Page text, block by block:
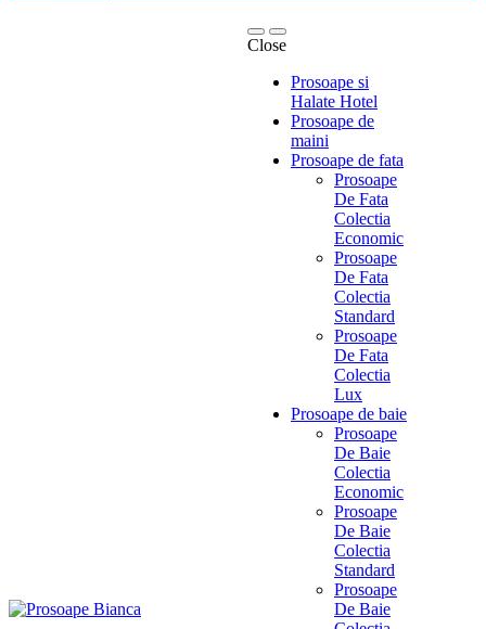
Close
Prosoape si
Halate Hotel
Prosoape de
maini
Prosoape de fata
Prosoape
De Fata
Colectia
Economic
Prosoape
De Fata
Colectia
Standard
Prosoape
De Fata
Colectia
Lux
Prosoape de baie
Prosoape
De Baie
Colectia
Economic
Prosoape
De Baie
Colectia
Standard
Prosoape
De Baie